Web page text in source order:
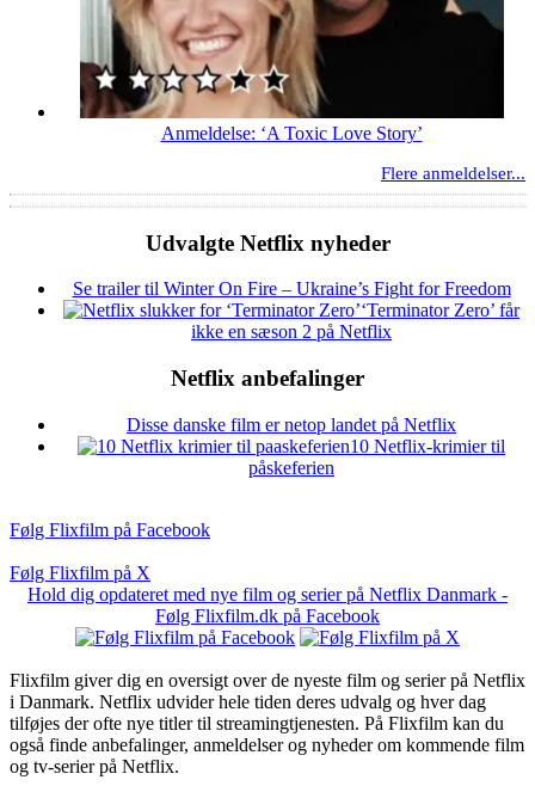
Anmeldelse: ‘A Toxic Love Story’
Flere anmeldelser...
Udvalgte Netflix nyheder
Se trailer til Winter On Fire – Ukraine’s Fight for Freedom
‘Terminator Zero’ får
ikke en sæson 2 på Netflix
Netflix anbefalinger
Disse danske film er netop landet på Netflix
10 Netflix-krimier til
påskeferien
Følg Flixfilm på Facebook
Følg Flixfilm på X
Hold dig opdateret med nye film og serier på Netflix Danmark -
Følg Flixfilm.dk på Facebook
Flixfilm giver dig en oversigt over de nyeste film og serier på Netflix
i Danmark. Netflix udvider hele tiden deres udvalg og hver dag
tilføjes der ofte nye titler til streamingtjenesten. På Flixfilm kan du
også finde anbefalinger, anmeldelser og nyheder om kommende film
og tv-serier på Netflix.